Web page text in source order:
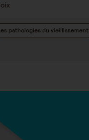
pathologies du vieillissement